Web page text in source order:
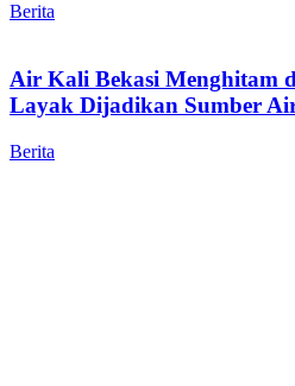
Berita
Air Kali Bekasi Menghitam
Layak Dijadikan Sumber
Berita